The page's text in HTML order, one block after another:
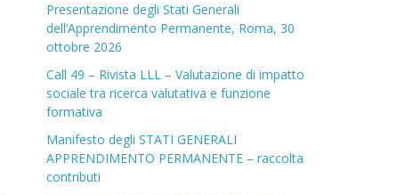
Presentazione degli Stati Generali
dell’Apprendimento Permanente, Roma, 30
ottobre 2026
Call 49 – Rivista LLL – Valutazione di impatto
sociale tra ricerca valutativa e funzione
formativa
Manifesto degli STATI GENERALI
APPRENDIMENTO PERMANENTE – raccolta
contributi